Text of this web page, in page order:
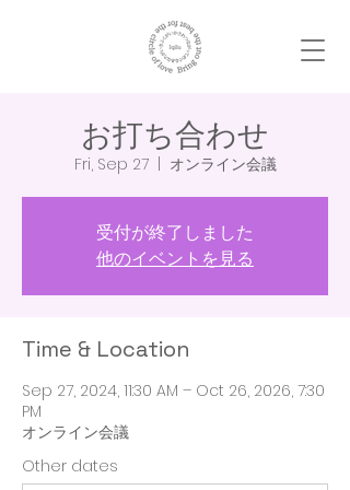
お打ち合わせ
Fri, Sep 27
  |
オンライン会議
受付が終了しました
他のイベントを見る
Time & Location
Sep 27, 2024, 11:30 AM – Oct 26, 2026, 7:30
PM
オンライン会議
Other dates